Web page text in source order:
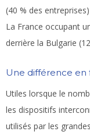
(40 % des
La France occupant
derrière la Bulgarie
Une différence en
Utiles lorsque le
les dispositifs
utilisés par les